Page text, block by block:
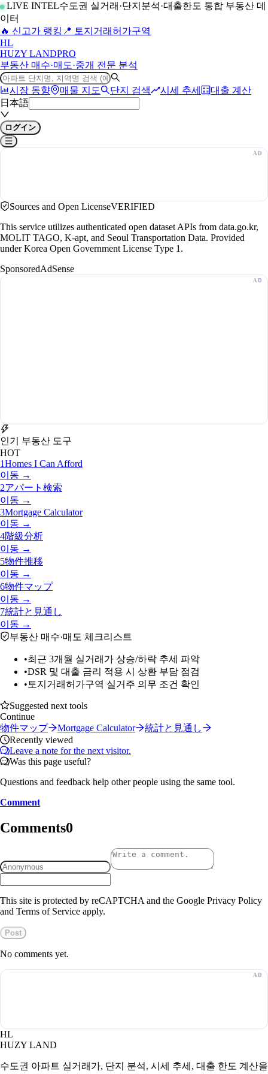
LIVE INTEL수도권 실거래·단지분석·대출한도 통합 부동산 데
이터
🔥 신고가 랭킹 📍 토지거래허가구역
HL
HUZY LANDPRO
부동산 매수·매도·중개 전문 분석
시장 동향 매물 지도 단지 검색 시세 추세
대출 계산
日本語
ログイン
Sources and Open LicenseVERIFIED
This service utilizes authenticated open dataset APIs from data.go.kr,
MOLIT TAGO, K-apt, and Seoul Transportation Data. Provided
under Korea Open Government License Type 1.
SponsoredAdSense
인기 부동산 도구
HOT
1Homes I Can Afford
이동 →
2アパート検索
이동 →
3Mortgage Calculator
이동 →
4階級分析
이동 →
5物件推移
이동 →
6物件マップ
이동 →
7統計と見通し
이동 →
부동산 매수·매도 체크리스트
•최근 3개월 실거래가 상승/하락 추세 파악
•DSR 및 대출 금리 적용 시 상환 부담 점검
• 토지거래허가구역 실거주 의무 조건 확인
Suggested next tools
Continue
物件マップ
Mortgage Calculator
統計と見通し
Recently viewed
Leave a note for the next visitor.
Was this page useful?
Questions and feedback help other people using the same tool.
Comment
Comments0
This site is protected by reCAPTCHA and the Google Privacy Policy
and Terms of Service apply.
Post
No comments yet.
HL
HUZY LAND
수도권 아파트 실거래가, 단지 분석, 시세 추세, 대출 한도 계산을